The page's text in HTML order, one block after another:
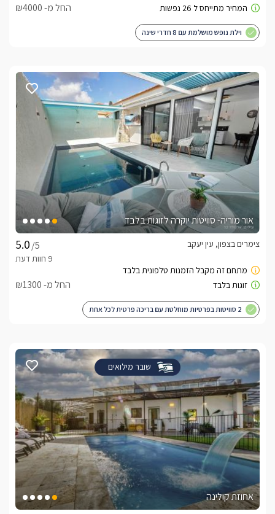
החל מ- ₪4000
וילת נופש מושלמת עם 8 חדרי שינה
אור מוריה- סוויטות יוקרה לזוגות בלבד
/5
צימרים בצפון, עין יעקב
החל מ- ₪1300
2 סוויטות בפרטיות מוחלטת עם בריכה פרטית לכל אחת
שובר מילואים
אחוזת קולינה